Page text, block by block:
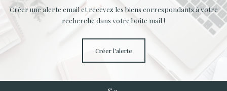
Créer une alerte email et recevez les biens correspondants à votre
recherche dans votre boîte mail !
créer l'alerte